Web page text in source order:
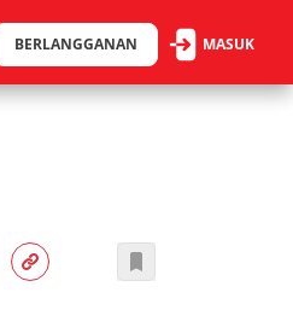
BERLANGGANAN MASUK